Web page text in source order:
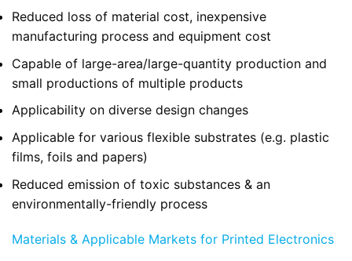
Reduced loss of material cost, inexpensive
manufacturing process and equipment cost
Capable of large-area/large-quantity production and
small productions of multiple products
Applicability on diverse design changes
Applicable for various flexible substrates (e.g. plastic
films, foils and papers)
Reduced emission of toxic substances & an
environmentally-friendly process
Materials & Applicable Markets for Printed Electronics